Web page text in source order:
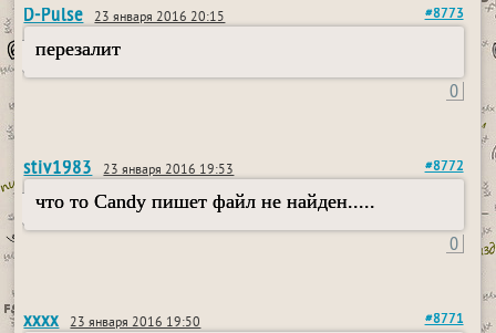
D-Pulse 23 января 2016 20:15 #8773
перезалит
0
stiv1983 23 января 2016 19:53 #8772
что то Candy пишет файл не найден.....
0
xxxx 23 января 2016 19:50 #8771